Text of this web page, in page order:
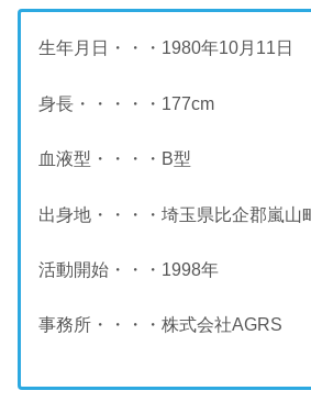
生年月日・・・1980年10月11日
身長・・・・・177cm
血液型・・・・B型
出身地・・・・埼玉県比企郡嵐山
活動開始・・・1998年
事務所・・・・株式会社AGRS